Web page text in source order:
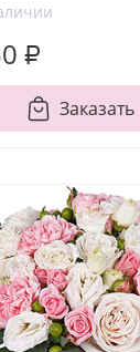
₽
Заказать